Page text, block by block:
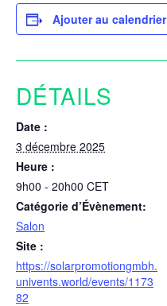
Ajouter au calendrier
DÉTAILS
Date :
3 décembre 2025
Heure :
9h00 - 20h00 CET
Catégorie d’Évènement:
Salon
Site :
https://solarpromotiongmbh.
univents.world/events/1173
82